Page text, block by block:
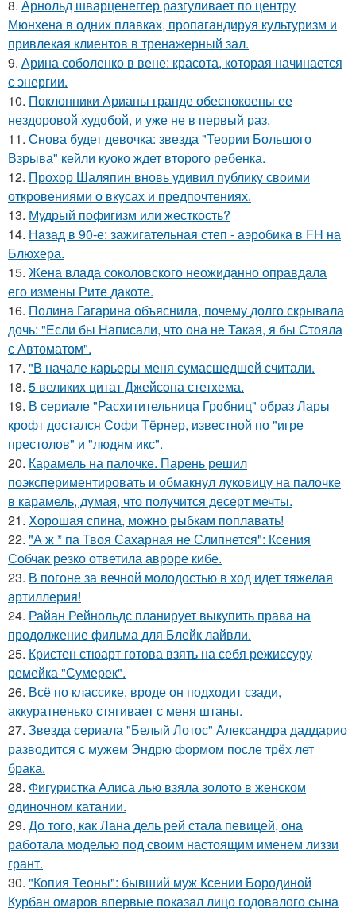
8. Арнольд шварценеггер разгуливает по центру
Мюнхена в одних плавках, пропагандируя культуризм и
привлекая клиентов в тренажерный зал.
9. Арина соболенко в вене: красота, которая начинается
с энергии.
10. Поклонники Арианы гранде обеспокоены ее
нездоровой худобой, и уже не в первый раз.
11. Снова будет девочка: звезда "Теории Большого
Взрыва" кейли куоко ждет второго ребенка.
12. Прохор Шаляпин вновь удивил публику своими
откровениями о вкусах и предпочтениях.
13. Мудрый пофигизм или жесткость?
14. Назад в 90-е: зажигательная степ - аэробика в FH на
Блюхера.
15. Жена влада соколовского неожиданно оправдала
его измены Рите дакоте.
16. Полина Гагарина объяснила, почему долго скрывала
дочь: "Если бы Написали, что она не Такая, я бы Стояла
с Автоматом".
17. "В начале карьеры меня сумасшедшей считали.
18. 5 великих цитат Джейсoна стетхема.
19. В сериале "Расхитительница Гробниц" образ Лары
крофт достался Софи Тёрнер, известной по "игре
престолов" и "людям икс".
20. Карамель на палочке. Парень решил
поэкспериментировать и обмакнул луковицу на палочке
в карамель, думая, что получится десерт мечты.
21. Хорошая спина, можно рыбкам поплавать!
22. "А ж * па Твоя Сахарная не Слипнется": Ксения
Собчак резко ответила авроре кибе.
23. В погоне за вечной молодостью в ход идет тяжелая
артиллерия!
24. Райан Рейнольдс планирует выкупить права на
продолжение фильма для Блейк лайвли.
25. Кристен стюарт готова взять на себя режиссуру
ремейка "Сумерек".
26. Всё по классике, вроде он подходит сзади,
аккуратненько стягивает с меня штаны.
27. Звезда сериала "Белый Лотос" Александра даддарио
разводится с мужем Эндрю формом после трёх лет
брака.
28. Фигуристка Алиса лью взяла золото в женском
одиночном катании.
29. До того, как Лана дель рей стала певицей, она
работала моделью под своим настоящим именем лиззи
грант.
30. "Копия Теоны": бывший муж Ксении Бородиной
Курбан омаров впервые показал лицо годовалого сына